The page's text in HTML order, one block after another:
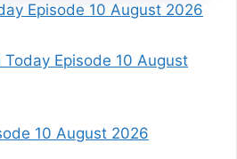
Episode 10 August 2026
Today Episode 10 August
10 August 2026